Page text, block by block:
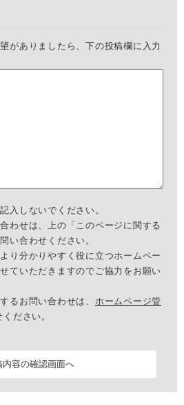
がありましたら、下の投稿欄に入力
入しないでください。
わせは、上の「このページに関する
い合わせください。
り分かりやすく役に立つホームペー
ていただきますのでご協力をお願い
るお問い合わせは、 ホームページ管
ださい。